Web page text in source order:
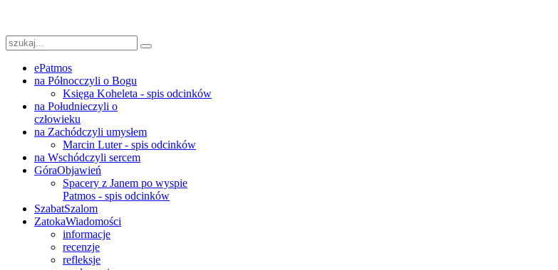
ePatmos
na Północczyli o Bogu
Księga Koheleta - spis odcinków
na Południeczyli o
człowieku
na Zachódczyli umysłem
Marcin Luter - spis odcinków
na Wschódczyli sercem
GóraObjawień
Spacery z Janem po wyspie
Patmos - spis odcinków
SzabatSzalom
ZatokaWiadomości
informacje
recenzje
refleksje